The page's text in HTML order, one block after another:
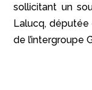
sollicitant un
Lalucq, députée
de l’intergroupe